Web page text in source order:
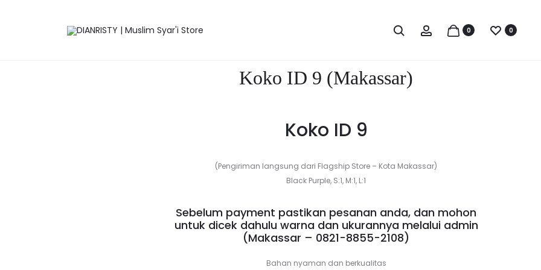
Search Account0 0
BLV
KANA
Koko ID 9 (Makassar)
Koko ID 9
(Pengiriman langsung dari Flagship Store – Kota Makassar)
Black Purple, S:1, M:1, L:1
Sebelum payment pastikan pesanan anda, dan mohon
untuk dicek dahulu warna dan ukurannya melalui admin
(Makassar – 0821-8855-2108)
Bahan nyaman dan berkualitas
9